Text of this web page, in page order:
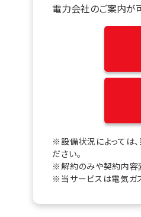
電力会社のご案内が
※設備状況によっては
ださい。
※解約のみや契約内容
※当サービスは電気ガ